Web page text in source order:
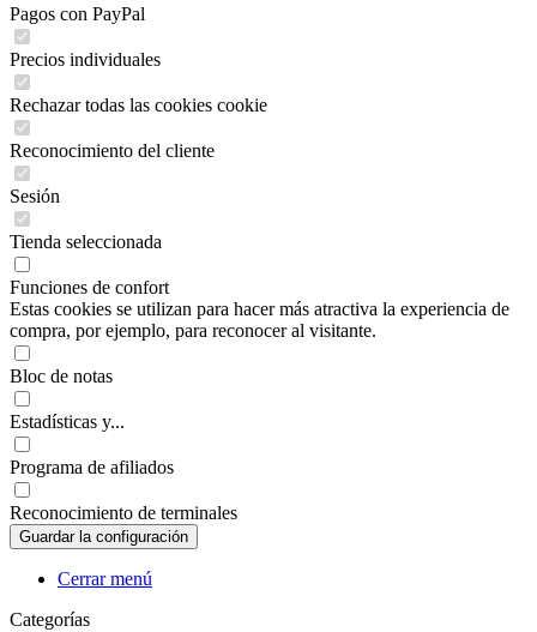
Pagos con PayPal
Precios individuales
Rechazar todas las cookies cookie
Reconocimiento del cliente
Sesión
Tienda seleccionada
Funciones de confort
Estas cookies se utilizan para hacer más atractiva la experiencia de
compra, por ejemplo, para reconocer al visitante.
Bloc de notas
Estadísticas y...
Programa de afiliados
Reconocimiento de terminales
Cerrar menú
Categorías